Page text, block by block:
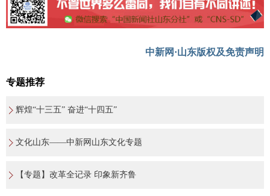
中新网·山东版权及免责声明
专题推荐
辉煌“十三五” 奋进“十四五”
文化山东——中新网山东文化专题
【专题】改革全记录 印象新齐鲁